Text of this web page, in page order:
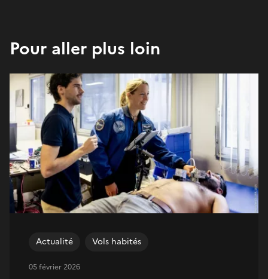
Pour aller plus loin
Actualité Vols habités
05 février 2026